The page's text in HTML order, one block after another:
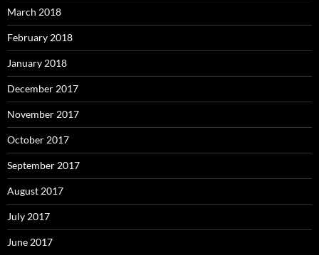
March 2018
February 2018
January 2018
December 2017
November 2017
October 2017
September 2017
August 2017
July 2017
June 2017